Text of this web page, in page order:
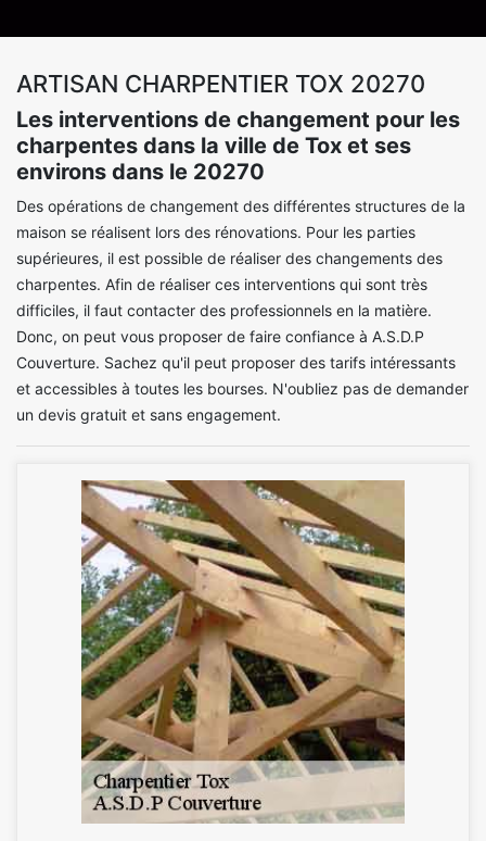
ARTISAN CHARPENTIER TOX 20270
Les interventions de changement pour les
charpentes dans la ville de Tox et ses
environs dans le 20270
Des opérations de changement des différentes structures de la
maison se réalisent lors des rénovations. Pour les parties
supérieures, il est possible de réaliser des changements des
charpentes. Afin de réaliser ces interventions qui sont très
difficiles, il faut contacter des professionnels en la matière.
Donc, on peut vous proposer de faire confiance à A.S.D.P
Couverture. Sachez qu'il peut proposer des tarifs intéressants
et accessibles à toutes les bourses. N'oubliez pas de demander
un devis gratuit et sans engagement.